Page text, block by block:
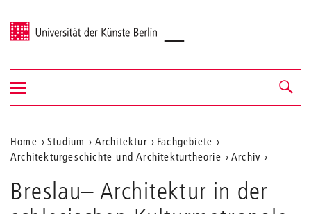
Universität der Künste Berlin
Navigation &
Suche
Navigation
ein-/ausblenden
Aktuelle
Position
auf
der
Home Studium Architektur
Fachgebiete
Architekturgeschichte und Architekturtheorie
Archiv
Breslau– Architektur in der